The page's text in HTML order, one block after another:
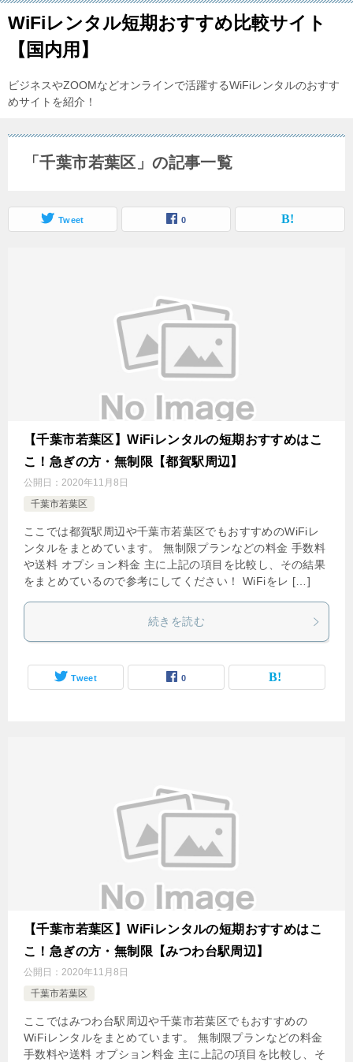
WiFiレンタル短期おすすめ比較サイト
【国内用】
ビジネスやZOOMなどオンラインで活躍するWiFiレンタルのおすす
めサイトを紹介！
「千葉市若葉区」の記事一覧
Tweet 0
【千葉市若葉区】WiFiレンタルの短期おすすめはこ
こ！急ぎの方・無制限【都賀駅周辺】
公開日： 2020年11月8日
千葉市若葉区
ここでは都賀駅周辺や千葉市若葉区でもおすすめのWiFiレ
ンタルをまとめています。 無制限プランなどの料金 手数料
や送料 オプション料金 主に上記の項目を比較し、その結果
をまとめているので参考にしてください！ WiFiをレ […]
続きを読む
Tweet 0
【千葉市若葉区】WiFiレンタルの短期おすすめはこ
こ！急ぎの方・無制限【みつわ台駅周辺】
公開日： 2020年11月8日
千葉市若葉区
ここではみつわ台駅周辺や千葉市若葉区でもおすすめの
WiFiレンタルをまとめています。 無制限プランなどの料金
手数料や送料 オプション料金 主に上記の項目を比較し、そ